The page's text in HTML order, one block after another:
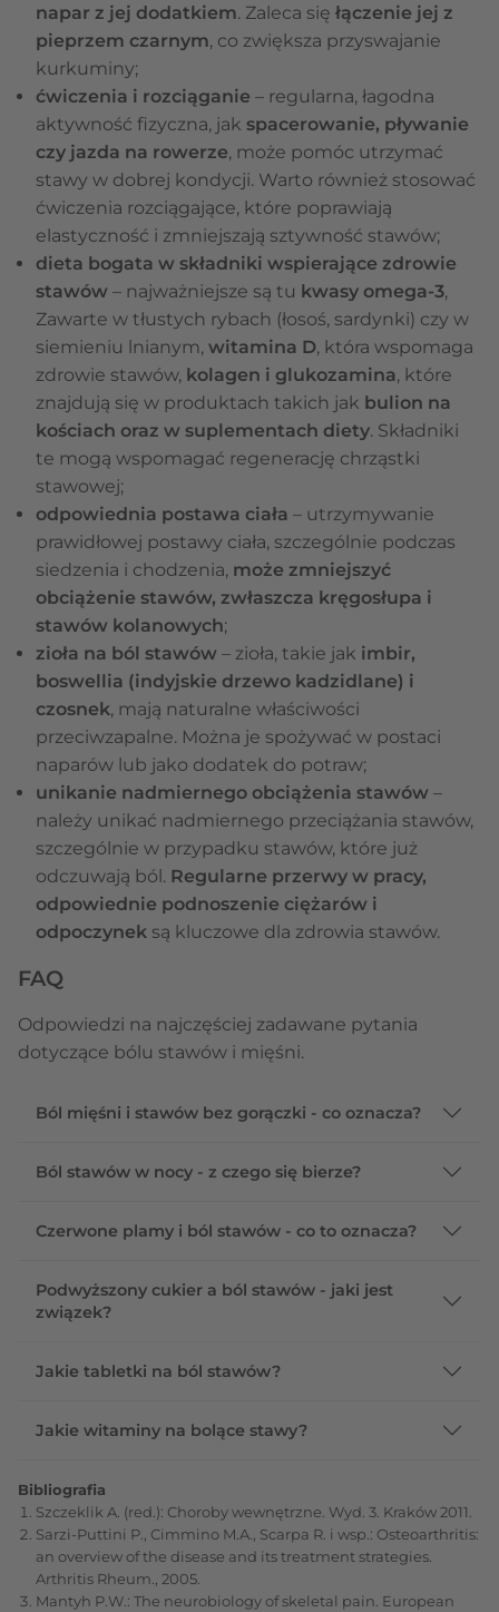
napar z jej dodatkiem. Zaleca się łączenie jej z
pieprzem czarnym, co zwiększa przyswajanie
kurkuminy;
ćwiczenia i rozciąganie – regularna, łagodna
aktywność fizyczna, jak spacerowanie, pływanie
czy jazda na rowerze, może pomóc utrzymać
stawy w dobrej kondycji. Warto również stosować
ćwiczenia rozciągające, które poprawiają
elastyczność i zmniejszają sztywność stawów;
dieta bogata w składniki wspierające zdrowie
stawów – najważniejsze są tu kwasy omega-3,
Zawarte w tłustych rybach (łosoś, sardynki) czy w
siemieniu lnianym, witamina D, która wspomaga
zdrowie stawów, kolagen i glukozamina, które
znajdują się w produktach takich jak bulion na
kościach oraz w suplementach diety. Składniki
te mogą wspomagać regenerację chrząstki
stawowej;
odpowiednia postawa ciała – utrzymywanie
prawidłowej postawy ciała, szczególnie podczas
siedzenia i chodzenia, może zmniejszyć
obciążenie stawów, zwłaszcza kręgosłupa i
stawów kolanowych;
zioła na ból stawów – zioła, takie jak imbir,
boswellia (indyjskie drzewo kadzidlane) i
czosnek, mają naturalne właściwości
przeciwzapalne. Można je spożywać w postaci
naparów lub jako dodatek do potraw;
unikanie nadmiernego obciążenia stawów –
należy unikać nadmiernego przeciążania stawów,
szczególnie w przypadku stawów, które już
odczuwają ból. Regularne przerwy w pracy,
odpowiednie podnoszenie ciężarów i
odpoczynek są kluczowe dla zdrowia stawów.
FAQ
Odpowiedzi na najczęściej zadawane pytania
dotyczące bólu stawów i mięśni.
Ból mięśni i stawów bez gorączki - co oznacza?
Ból stawów w nocy - z czego się bierze?
Czerwone plamy i ból stawów - co to oznacza?
Podwyższony cukier a ból stawów - jaki jest
związek?
Jakie tabletki na ból stawów?
Jakie witaminy na bolące stawy?
Bibliografia
Szczeklik A. (red.): Choroby wewnętrzne. Wyd. 3. Kraków 2011.
Sarzi-Puttini P., Cimmino M.A., Scarpa R. i wsp.: Osteoarthritis:
an overview of the disease and its treatment strategies.
Arthritis Rheum., 2005.
Mantyh P.W.: The neurobiology of skeletal pain. European